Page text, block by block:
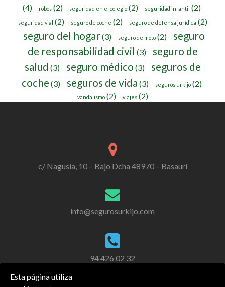
(4) robos(2) seguridad en el colegio(2) seguridad infantil (2)
seguridad vial (2) seguro de coche (2) seguro de defensa jurídica (2)
seguro del hogar(3) seguro de moto (2)
seguro
de responsabilidad civil (3)
seguro de
salud (3) seguro médico (3)
seguros de
coche (3) seguros de vida (3) seguros urkijo(2)
vandalismo (2) viajes (2)
c/ Nagusia, 10 – Bajo Dcha 48970 – Basauri
info@segurosurkijo.com
94 426 02 32
Esta página utiliza